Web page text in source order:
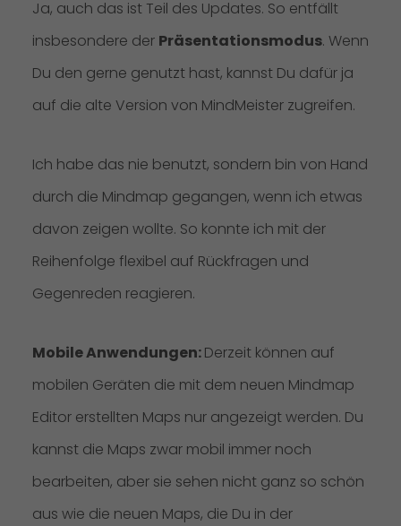
Ja, auch das ist Teil des Updates. So entfällt
insbesondere der Präsentationsmodus. Wenn
Du den gerne genutzt hast, kannst Du dafür ja
auf die alte Version von MindMeister zugreifen.
Ich habe das nie benutzt, sondern bin von Hand
durch die Mindmap gegangen, wenn ich etwas
davon zeigen wollte. So konnte ich mit der
Reihenfolge flexibel auf Rückfragen und
Gegenreden reagieren.
Mobile Anwendungen:Derzeit können auf
mobilen Geräten die mit dem neuen Mindmap
Editor erstellten Maps nur angezeigt werden. Du
kannst die Maps zwar mobil immer noch
bearbeiten, aber sie sehen nicht ganz so schön
aus wie die neuen Maps, die Du in der